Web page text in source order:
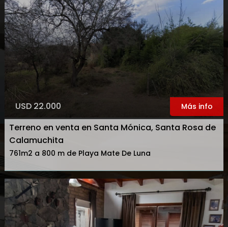
Más info
USD 22.000
Terreno en venta en Santa Mónica, Santa Rosa de
Calamuchita
761m2 a 800 m de Playa Mate De Luna